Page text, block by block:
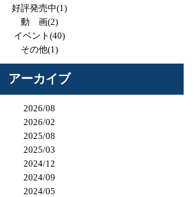
好評発売中(1)
動 画(2)
イベント(40)
その他(1)
アーカイブ
2026/08
2026/02
2025/08
2025/03
2024/12
2024/09
2024/05